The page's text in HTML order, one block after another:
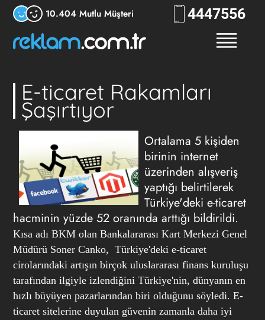
10.404 Mutlu Müşteri 4447556
E-ticaret Rakamları
Şaşırtıyor
Ortalama 5 kişiden
birinin internet
üzerinden alışveriş
yaptığı belirtilerek
Türkiye'deki e-ticaret
hacminin yüzde 52 oranında arttığı bildirildi.
Kısa adı BKM olan Bankalararası Kart Merkezi Genel
Müdürü Soner Canko, Türkiye'deki e-ticaret
cirolarındaki artışın birçok uluslararası finans kuruluşu
tarafından ilgiyle izlendiğini Türkiye'nin, dünyanın en
hızlı büyüyen pazarlarından biri olduğunu söyledi. E-
ticaret sitelerine duyulan güvenin zamanla daha iyi